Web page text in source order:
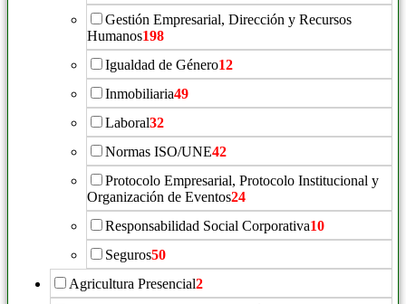
Gestión Empresarial, Dirección y Recursos
Humanos198
Igualdad de Género12
Inmobiliaria49
Laboral32
Normas ISO/UNE42
Protocolo Empresarial, Protocolo Institucional y
Organización de Eventos24
Responsabilidad Social Corporativa10
Seguros50
Agricultura Presencial2